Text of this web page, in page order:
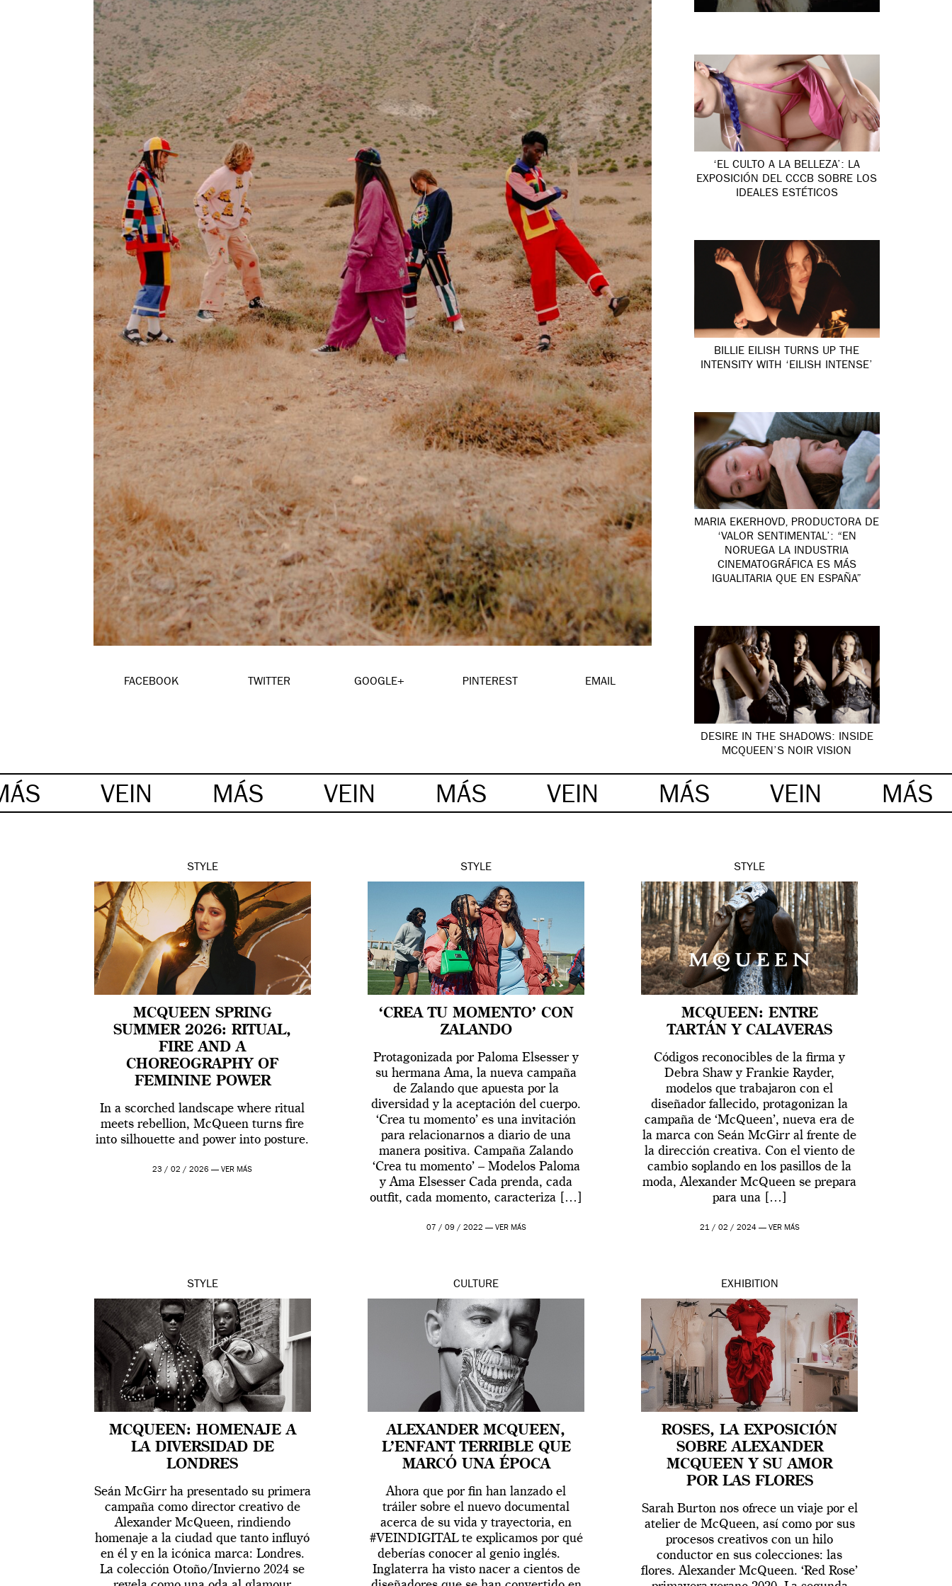
FACEBOOK TWITTER GOOGLE+ PINTEREST EMAIL
‘EL CULTO A LA BELLEZA’: LA
EXPOSICIÓN DEL CCCB SOBRE LOS
IDEALES ESTÉTICOS
BILLIE EILISH TURNS UP THE
INTENSITY WITH ‘EILISH INTENSE’
MARIA EKERHOVD, PRODUCTORA DE
‘VALOR SENTIMENTAL’: “EN
NORUEGA LA INDUSTRIA
CINEMATOGRÁFICA ES MÁS
IGUALITARIA QUE EN ESPAÑA”
DESIRE IN THE SHADOWS: INSIDE
MCQUEEN’S NOIR VISION
VEIN MÁS VEIN MÁS VEIN MÁS VEIN MÁS
STYLE
MCQUEEN SPRING
SUMMER 2026: RITUAL,
FIRE AND A
CHOREOGRAPHY OF
FEMININE POWER
In a scorched landscape where ritual
meets rebellion, McQueen turns fire
into silhouette and power into posture.
23 / 02 / 2026 —VER MÁS
STYLE
‘CREA TU MOMENTO’ CON
ZALANDO
Protagonizada por Paloma Elsesser y
su hermana Ama, la nueva campaña
de Zalando que apuesta por la
diversidad y la aceptación del cuerpo.
‘Crea tu momento’ es una invitación
para relacionarnos a diario de una
manera positiva. Campaña Zalando
‘Crea tu momento’ – Modelos Paloma
y Ama Elsesser Cada prenda, cada
outfit, cada momento, caracteriza […]
07 / 09 / 2022 — VER MÁS
STYLE
MCQUEEN: ENTRE
TARTÁN Y CALAVERAS
Códigos reconocibles de la firma y
Debra Shaw y Frankie Rayder,
modelos que trabajaron con el
diseñador fallecido, protagonizan la
campaña de ‘McQueen’, nueva era de
la marca con Seán McGirr al frente de
la dirección creativa. Con el viento de
cambio soplando en los pasillos de la
moda, Alexander McQueen se prepara
para una […]
21 / 02 / 2024 — VER MÁS
STYLE
MCQUEEN: HOMENAJE A
LA DIVERSIDAD DE
LONDRES
Seán McGirr ha presentado su primera
campaña como director creativo de
Alexander McQueen, rindiendo
homenaje a la ciudad que tanto influyó
en él y en la icónica marca: Londres.
La colección Otoño/Invierno 2024 se
CULTURE
ALEXANDER MCQUEEN,
L’ENFANT TERRIBLE QUE
MARCÓ UNA ÉPOCA
Ahora que por fin han lanzado el
tráiler sobre el nuevo documental
acerca de su vida y trayectoria, en
#VEINDIGITAL te explicamos por qué
deberías conocer al genio inglés.
Inglaterra ha visto nacer a cientos de
EXHIBITION
ROSES, LA EXPOSICIÓN
SOBRE ALEXANDER
MCQUEEN Y SU AMOR
POR LAS FLORES
Sarah Burton nos ofrece un viaje por el
atelier de McQueen, así como por sus
procesos creativos con un hilo
conductor en sus colecciones: las
flores. Alexander McQueen. ‘Red Rose’